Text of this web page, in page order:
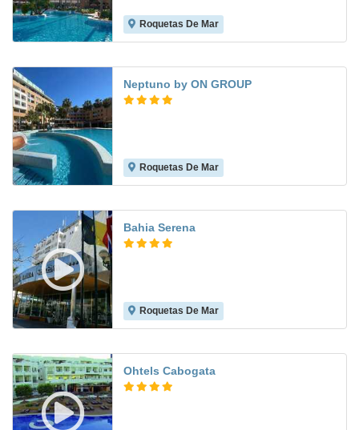
Roquetas De Mar
Neptuno by ON GROUP
Roquetas De Mar
Bahia Serena
Roquetas De Mar
Ohtels Cabogata